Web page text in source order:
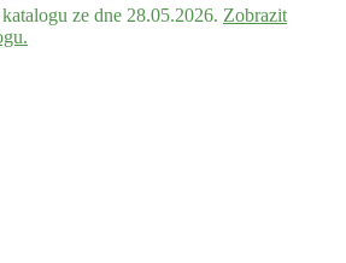
ze dne 28.05.2026. Zobrazit